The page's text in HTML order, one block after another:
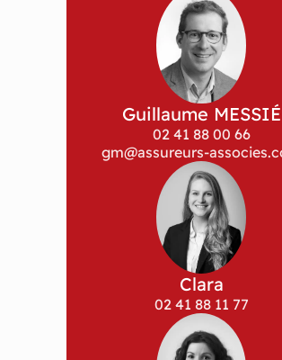
Guillaume MESSIÉ
02 41 88 00 66
gm@assureurs-
Clara
02 41 88 11 77